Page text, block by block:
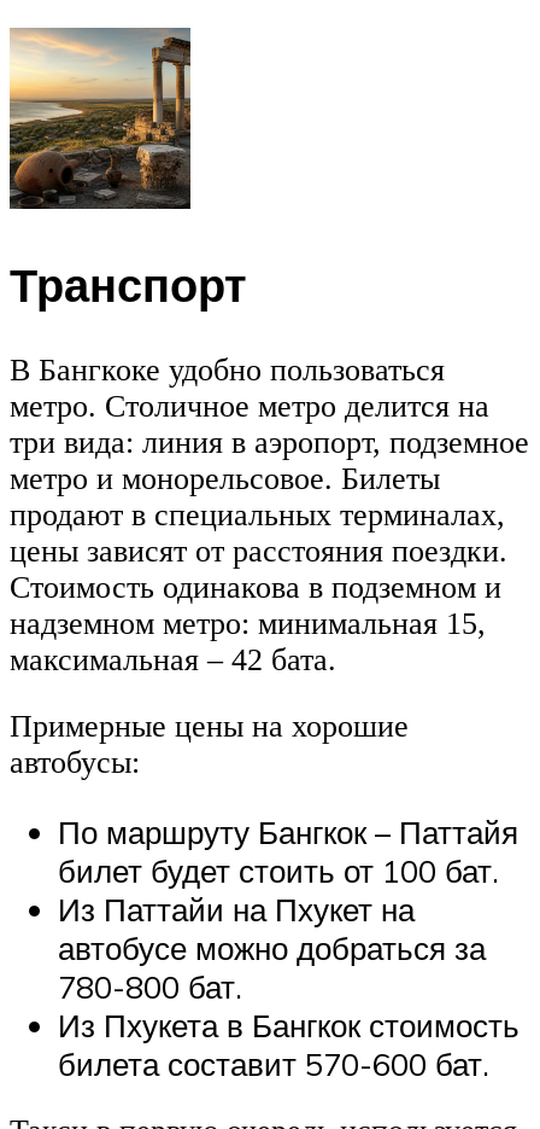
Транспорт
В Бангкоке удобно пользоваться
метро. Столичное метро делится на
три вида: линия в аэропорт, подземное
метро и монорельсовое. Билеты
продают в специальных терминалах,
цены зависят от расстояния поездки.
Стоимость одинакова в подземном и
надземном метро: минимальная 15,
максимальная – 42 бата.
Примерные цены на хорошие
автобусы:
По маршруту Бангкок – Паттайя
билет будет стоить от 100 бат.
Из Паттайи на Пхукет на
автобусе можно добраться за
780-800 бат.
Из Пхукета в Бангкок стоимость
билета составит 570-600 бат.